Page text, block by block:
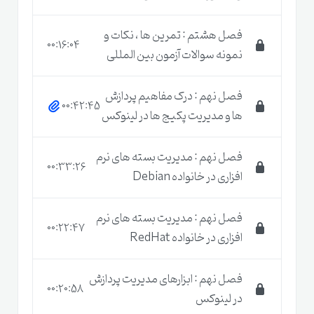
بد نیست بدانید در دنیا بیش از دویست هزار نفر دارای
گواهینامه های بین المللی LPIC انیستیتو لینوکس
در دنیا وجود دارند کهدوره های آموزشی
فصل هشتم : تمرین ها ، نکات و
نمونه سوالات آزمون بین المللی
00:16:04
فصل نهم : درک مفاهیم پردازش
ها و مدیریت پکیج ها در لینوکس
00:42:45
فصل نهم : مدیریت بسته های نرم
افزاری در خانواده Debian
00:33:26
فصل نهم : مدیریت بسته های نرم
افزاری در خانواده RedHat
00:22:47
فصل نهم : ابزارهای مدیریت پردازش
در لینوکس
00:20:58